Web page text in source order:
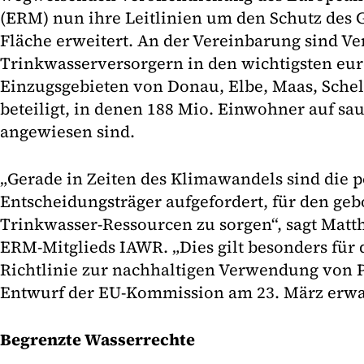
(ERM) nun ihre Leitlinien um den Schutz des
Fläche erweitert. An der Vereinbarung sind
Trinkwasserversorgern in den wichtigsten
Einzugsgebieten von Donau, Elbe, Maas,
beteiligt, in denen 188 Mio. Einwohner auf
angewiesen sind.
„Gerade in Zeiten des Klimawandels sind die
Entscheidungsträger aufgefordert, für den
Trinkwasser-Ressourcen zu sorgen“, sagt
ERM-Mitglieds IAWR. „Dies gilt besonders für
Richtlinie zur nachhaltigen Verwendung von
Entwurf der EU-Kommission am 23. März
Begrenzte Wasserrechte